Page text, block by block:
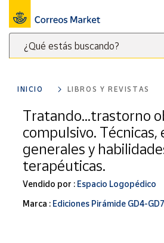
¿Qué estás buscando?
clave
para
buscar
productos
Correos
Market
Menú
Nuestro
catálogo
Alimentación
Bebidas
Ocio y cultura
Juguetes y
juegos
Libros y
INICIO LIBROS Y REVISTAS
Tratando...trastorno
compulsivo.
generales y
terapéuticas.
Vendido por : Espacio Logopédico
Marca : Ediciones Pirámide GD4-GD7